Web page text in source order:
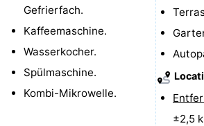
und
trinken
Veranstaltungen
Praktisch
Forum
Route
Gefrierfach.
Kaffeemaschine.
Wasserkocher.
Spülmaschine.
Kombi-Mikrowelle.
±2,5